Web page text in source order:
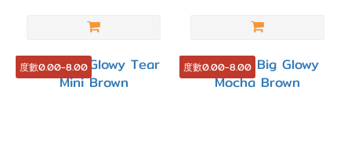
度數0.00-8.00 度數0.00-8.00